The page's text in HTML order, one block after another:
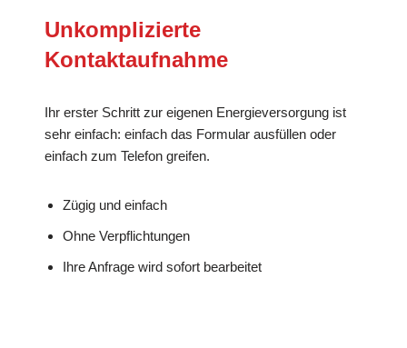
Unkomplizierte
Kontaktaufnahme
Ihr erster Schritt zur eigenen Energieversorgung ist
sehr einfach: einfach das Formular ausfüllen oder
einfach zum Telefon greifen.
Zügig und einfach
Ohne Verpflichtungen
Ihre Anfrage wird sofort bearbeitet